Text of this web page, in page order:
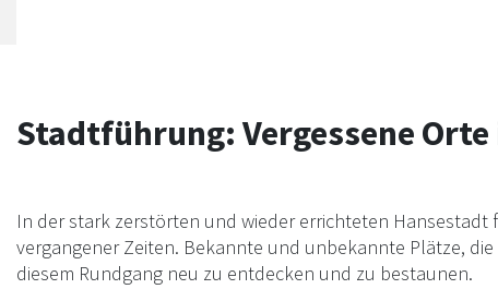
Stadtführung: Vergessene Orte
In der stark zerstörten und wieder errichteten
vergangener Zeiten. Bekannte und unbekannte Plätze,
diesem Rundgang neu zu entdecken und zu bestaunen.